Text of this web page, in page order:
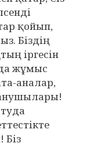
қойып,
Біздің
іргесін
жұмыс
аналар,